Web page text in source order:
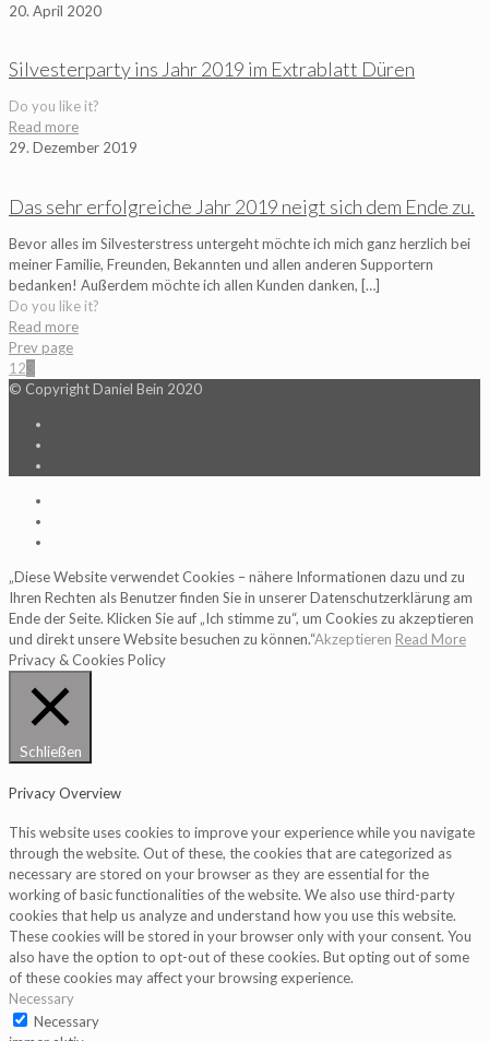
20. April 2020
Silvesterparty ins Jahr 2019 im Extrablatt Düren
Do you like it?
Read more
29. Dezember 2019
Das sehr erfolgreiche Jahr 2019 neigt sich dem Ende zu.
Bevor alles im Silvesterstress untergeht möchte ich mich ganz herzlich bei
meiner Familie, Freunden, Bekannten und allen anderen Supportern
bedanken! Außerdem möchte ich allen Kunden danken, […]
Do you like it?
Read more
Prev page
12
© Copyright Daniel Bein 2020
„Diese Website verwendet Cookies – nähere Informationen dazu und zu
Ihren Rechten als Benutzer finden Sie in unserer Datenschutzerklärung am
Ende der Seite. Klicken Sie auf „Ich stimme zu“, um Cookies zu akzeptieren
und direkt unsere Website besuchen zu können.“Akzeptieren Read More
Privacy & Cookies Policy
Schließen
Privacy Overview
This website uses cookies to improve your experience while you navigate
through the website. Out of these, the cookies that are categorized as
necessary are stored on your browser as they are essential for the
working of basic functionalities of the website. We also use third-party
cookies that help us analyze and understand how you use this website.
These cookies will be stored in your browser only with your consent. You
also have the option to opt-out of these cookies. But opting out of some
of these cookies may affect your browsing experience.
Necessary
Necessary